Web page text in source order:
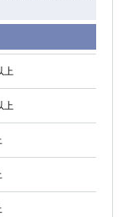
上
上
宿
袋